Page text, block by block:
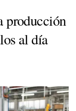
producción
al día